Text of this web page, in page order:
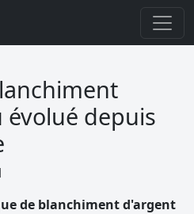
depuis
de blanchiment d'argent